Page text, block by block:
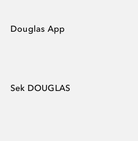
Douglas App
Sek DOUGLAS